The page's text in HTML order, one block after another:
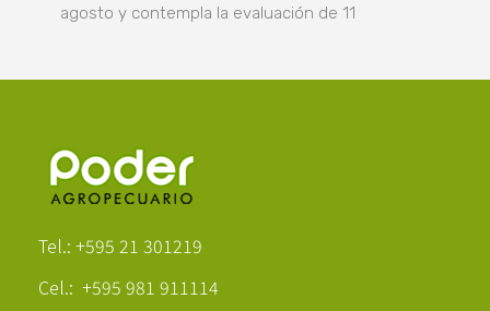
agosto y contempla la evaluación de 11
Tel.: +595 21 301219
Cel.: +595 981 911114